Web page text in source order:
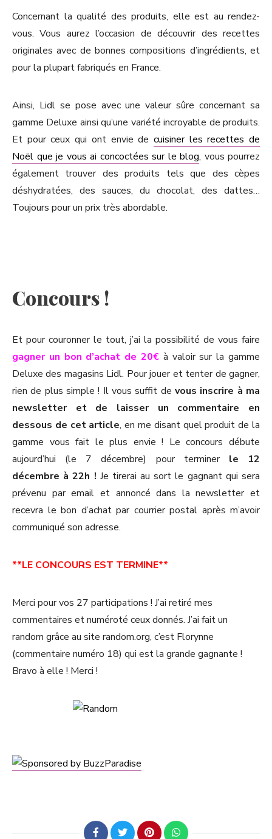
Concernant la qualité des produits, elle est au rendez-
vous. Vous aurez l’occasion de découvrir des recettes
originales avec de bonnes compositions d’ingrédients, et
pour la plupart fabriqués en France.
Ainsi, Lidl se pose avec une valeur sûre concernant sa
gamme Deluxe ainsi qu’une variété incroyable de produits.
Et pour ceux qui ont envie de cuisiner les recettes de
Noël que je vous ai concoctées sur le blog, vous pourrez
également trouver des produits tels que des cèpes
déshydratées, des sauces, du chocolat, des dattes…
Toujours pour un prix très abordable.
Concours !
Et pour couronner le tout, j’ai la possibilité de vous faire
gagner un bon d’achat de 20€ à valoir sur la gamme
Deluxe des magasins Lidl. Pour jouer et tenter de gagner,
rien de plus simple ! Il vous suffit de vous inscrire à ma
newsletter et de laisser un commentaire en
dessous de cet article, en me disant quel produit de la
gamme vous fait le plus envie ! Le concours débute
aujourd’hui (le 7 décembre) pour terminerle 12
décembre à 22h ! Je tirerai au sort le gagnant qui sera
prévenu par email et annoncé dans la newsletter et
recevra le bon d’achat par courrier postal après m’avoir
communiqué son adresse.
**LE CONCOURS EST TERMINE**
Merci pour vos 27 participations ! J’ai retiré mes
commentaires et numéroté ceux donnés. J’ai fait un
random grâce au site random.org, c’est Florynne
(commentaire numéro 18) qui est la grande gagnante !
Bravo à elle ! Merci !